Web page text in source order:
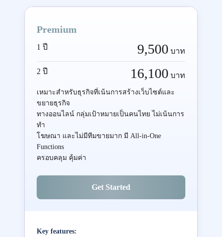
Premium
1 ปี 9,500 บาท
2 ปี 16,100 บาท
เหมาะสำหรับธุรกิจที่เน้นการสร้างเว็บไซต์และ
ขยายธุรกิจ
ทางออนไลน์ กลุ่มเป้าหมายเป็นคนไทย ไม่เน้นการ
ทำ
โฆษณา และไม่มีทีมขายมาก มี All-in-One
Functions
ครอบคลุม คุ้มค่า
Get Started
Key features: